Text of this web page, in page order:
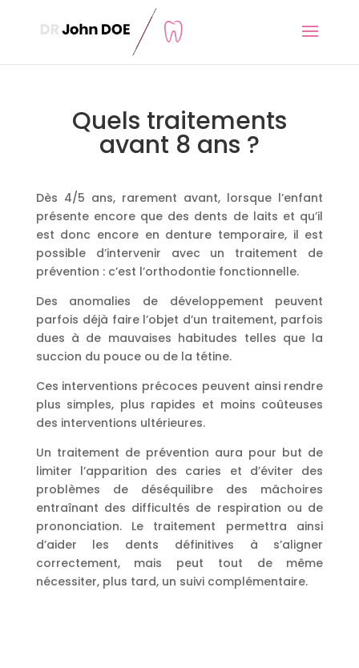
Quels traitements
avant 8 ans ?
Dès 4/5 ans, rarement avant, lorsque l’enfant
présente encore que des dents de laits et qu’il
est donc encore en denture temporaire, il est
possible d’intervenir avec un traitement de
prévention : c’est l’orthodontie fonctionnelle.
Des anomalies de développement peuvent
parfois déjà faire l’objet d’un traitement, parfois
dues à de mauvaises habitudes telles que la
succion du pouce ou de la tétine.
Ces interventions précoces peuvent ainsi rendre
plus simples, plus rapides et moins coûteuses
des interventions ultérieures.
Un traitement de prévention aura pour but de
limiter l’apparition des caries et d’éviter des
problèmes de déséquilibre des mâchoires
entraînant des difficultés de respiration ou de
prononciation. Le traitement permettra ainsi
d’aider les dents définitives à s’aligner
correctement, mais peut tout de même
nécessiter, plus tard, un suivi complémentaire.